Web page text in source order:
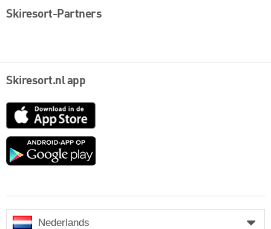
Skiresort-Partners
Skiresort.nl app
App
Google
Nederlands